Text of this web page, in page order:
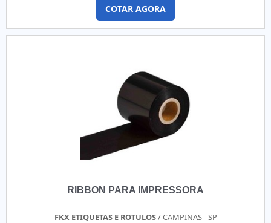
controle de estoque e na personalização de produtos.MAIS
INFORMAÇÕES RELEVANTES SOBRE O PRODUTOAlém disso,
optar pela etiqueta também é uma forma de ganhar
etiquetação dos produtos é muito mais ágil, se comparado
com os métodos de aplicação manuais. Mais do que facilitar
os trâmites internos do setor, a etiqueta é reconhecida pela
ótima qualidade. Ou seja, o adesivo é resistente aos
choques mecânicos, intempéries e corrosão, devido à
confecção em: Couché (papel); BOPP (polipropileno bi
orientado); Poliéster; Papel Térmico; Entre outros.Vale
contínuo ou térmica, com aplicação manual ou automática
etiqueta adesiva é a excelente aderência aos mais variados
COTAR AGORA
RIBBON PARA IMPRESSORA
FKX ETIQUETAS E ROTULOS/ CAMPINAS - SP